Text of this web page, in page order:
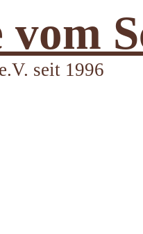
seit 1996